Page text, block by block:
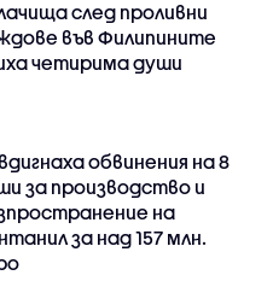
след проливни
във Филипините
четирима души
обвинения на 8
за производство и
на
за над 157 млн.